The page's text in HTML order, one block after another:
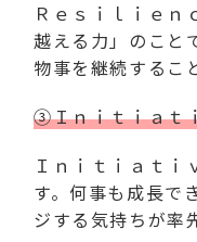
Ｒｅｓｉｌｉｅｎ
越える力」のこと
物事を継続するこ
③Ｉｎｉｔｉａｔ
Ｉｎｉｔｉａｔｉ
す。何事も成長で
ジする気持ちが率